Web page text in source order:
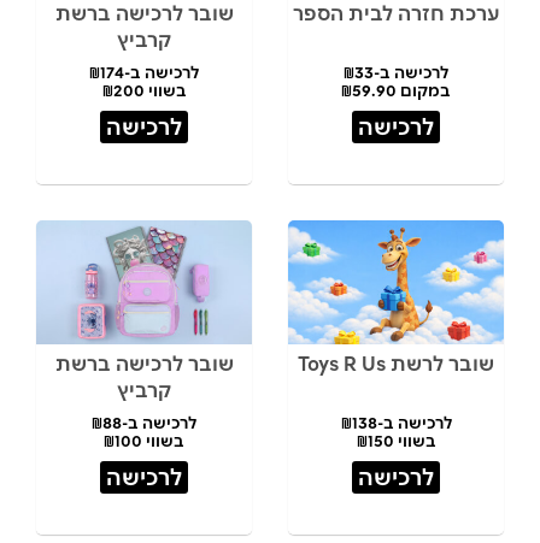
ערכת חזרה לבית הספר
לרכישה ב-₪33
במקום ₪59.90
לרכישה
שובר לרכישה ברשת
קרביץ
לרכישה ב-₪174
בשווי ₪200
לרכישה
שובר לרשת Toys R Us
לרכישה ב-₪138
בשווי ₪150
לרכישה
שובר לרכישה ברשת
קרביץ
לרכישה ב-₪88
בשווי ₪100
לרכישה